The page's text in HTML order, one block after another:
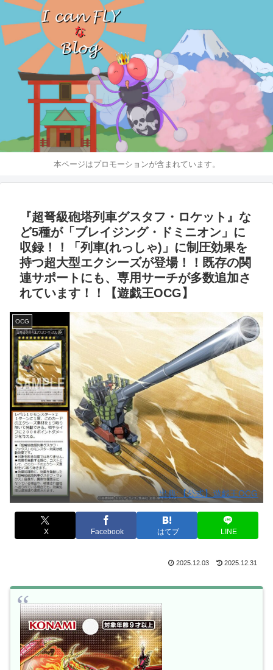
本ページはプロモーションが含まれています。
『超弩級砲塔列車グスタフ・ロケット』な
ど5種が「ブレイジング・ドミニオン」に
収録！！「列車(れっしゃ)」に制圧効果を
持つ超大型エクシーズが登場！！既存の関
連サポートにも、専用サーチが多数追加さ
れています！！【遊戯王OCG】
OCG
出典:【公式】遊戯王OCG
X Facebook はてブ LINE
2025.12.03 2025.12.31